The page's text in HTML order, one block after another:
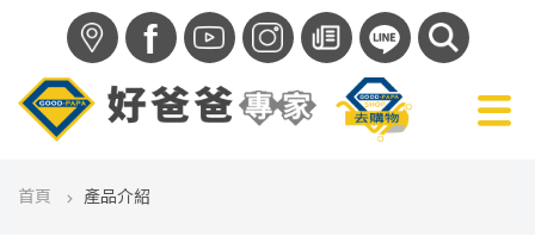
f
首頁 產品介紹